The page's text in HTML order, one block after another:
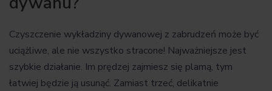
Czyszczenie wykładziny dywanowej z zabrudzeń może być
uciążliwe, ale nie wszystko stracone! Najważniejsze jest
szybkie działanie. Im prędzej zajmiesz się plamą, tym
łatwiej będzie ją usunąć. Zamiast trzeć, delikatnie